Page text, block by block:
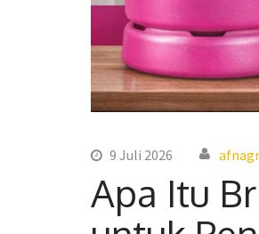
9 Juli 2026
Apa Itu